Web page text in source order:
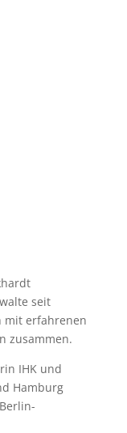
seit
mit erfahrenen
zusammen.
IHK und
Hamburg